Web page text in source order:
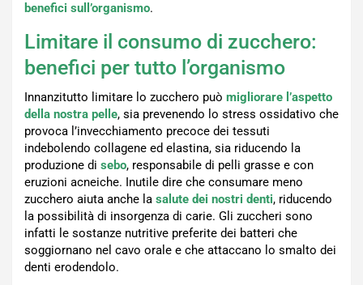
benefici sull’organismo.
Limitare il consumo di zucchero:
benefici per tutto l’organismo
Innanzitutto limitare lo zucchero può migliorare l’aspetto
della nostra pelle, sia prevenendo lo stress ossidativo che
provoca l’invecchiamento precoce dei tessuti
indebolendo collagene ed elastina, sia riducendo la
produzione di sebo, responsabile di pelli grasse e con
eruzioni acneiche. Inutile dire che consumare meno
zucchero aiuta anche la salute dei nostri denti, riducendo
la possibilità di insorgenza di carie. Gli zuccheri sono
infatti le sostanze nutritive preferite dei batteri che
soggiornano nel cavo orale e che attaccano lo smalto dei
denti erodendolo.